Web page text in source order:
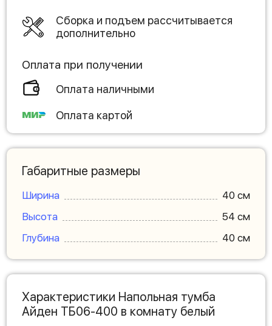
Сборка и подъем рассчитывается
дополнительно
Оплата при получении
Оплата наличными
Оплата картой
Габаритные размеры
Ширина
40 см
Высота
54 см
Глубина
40 см
Характеристики Напольная тумба
Айден ТБ06-400 в комнату белый